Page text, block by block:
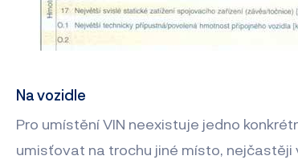
Na vozidle
Pro umístění VIN neexistuje jedno
umisťovat na trochu jiné místo, nejčastěji